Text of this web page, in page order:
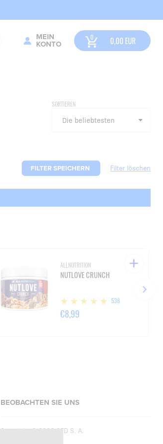
MEIN
KONTO
0,00 EUR
SORTIEREN
FILTER SPEICHERN
ALLNUTRITION
NUTLOVE CRUNCH
538
€8,99
BEOBACHTEN SIE UNS
Copyright © 2026SFD S. A.